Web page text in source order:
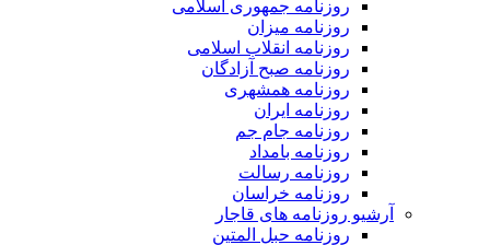
روزنامه جمهوری اسلامی
روزنامه میزان
روزنامه انقلاب اسلامی
روزنامه صبح آزادگان
روزنامه همشهری
روزنامه ایران
روزنامه جام جم
روزنامه بامداد
روزنامه رسالت
روزنامه خراسان
آرشیو روزنامه های قاجار
روزنامه حبل المتین